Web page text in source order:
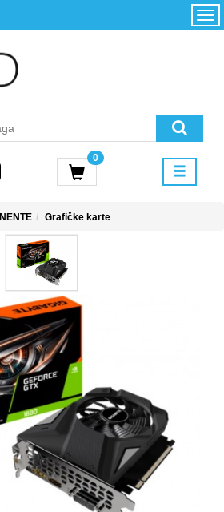
0
Početna
korišćenja i
& STEAM
Grafičke karte